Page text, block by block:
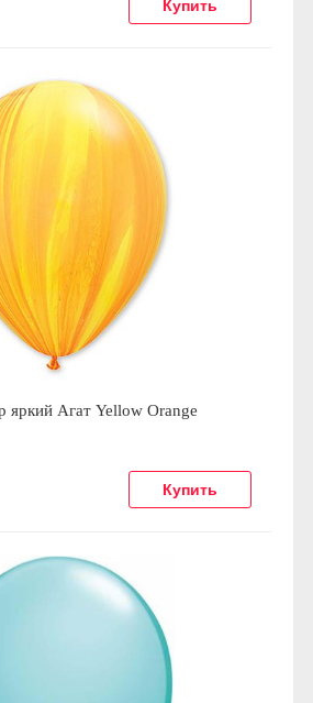
яркий Агат Yellow Orange